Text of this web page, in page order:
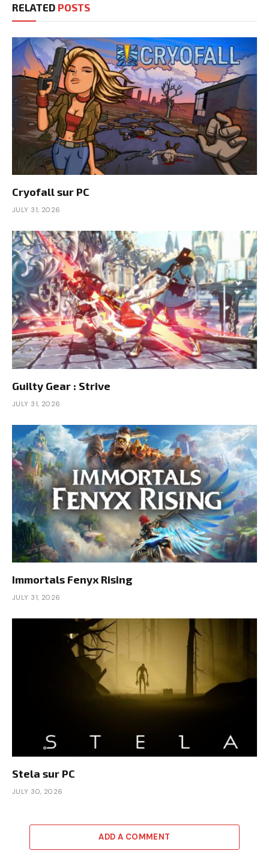
RELATED POSTS
Cryofall sur PC
JULY 31, 2026
Guilty Gear : Strive
JULY 31, 2026
Immortals Fenyx Rising
JULY 31, 2026
Stela sur PC
JULY 30, 2026
ADD A COMMENT